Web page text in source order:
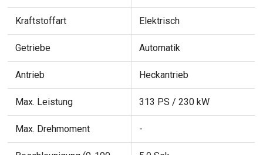
Kraftstoffart Elektrisch
Getriebe Automatik
Antrieb Heckantrieb
Max. Leistung 313 PS / 230 kW
Max. Drehmoment -